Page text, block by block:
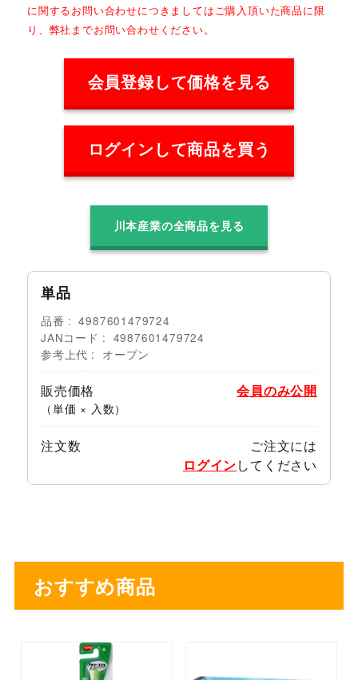
に関するお問い合わせにつきましてはご購入頂いた商品に限
り、弊社までお問い合わせください。
会員登録して価格を見る
ログインして商品を買う
川本産業の全商品を見る
単品
品番
4987601479724
JANコード
4987601479724
参考上代
オープン
販売価格
（単価 × 入数）
会員のみ公開
注文数
ご注文には
ログインしてください
おすすめ商品